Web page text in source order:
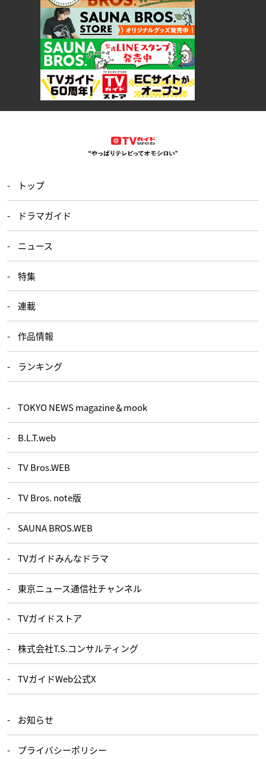
トップ
ドラマガイド
ニュース
特集
連載
作品情報
ランキング
TOKYO NEWS magazine＆mook
B.L.T.web
TV Bros.WEB
TV Bros. note版
SAUNA BROS.WEB
TVガイドみんなドラマ
東京ニュース通信社チャンネル
TVガイドストア
株式会社T.S.コンサルティング
TVガイドWeb公式X
お知らせ
プライバシーポリシー